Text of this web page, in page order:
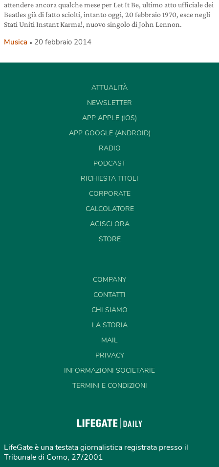
attendere ancora qualche mese per Let It Be, ultimo atto ufficiale dei
Beatles già di fatto sciolti, intanto oggi, 20 febbraio 1970, esce negli
Stati Uniti Instant Karma!, nuovo singolo di John Lennon.
Musica 20 febbraio 2014
ATTUALITÀ
NEWSLETTER
APP APPLE (IOS)
APP GOOGLE (ANDROID)
RADIO
PODCAST
RICHIESTA TITOLI
CORPORATE
CALCOLATORE
AGISCI ORA
STORE
COMPANY
CONTATTI
CHI SIAMO
LA STORIA
MAIL
PRIVACY
INFORMAZIONI SOCIETARIE
TERMINI E CONDIZIONI
LifeGate è una testata giornalistica registrata presso il
Tribunale di Como, 27/2001